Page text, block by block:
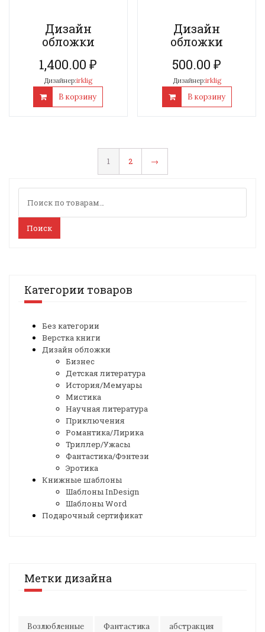
Дизайн
обложки
1,400.00₽
Дизайнер:irklig
В корзину
Дизайн
обложки
500.00₽
Дизайнер:irklig
В корзину
1 2 →
Поиск
Категории товаров
Без категории
Верстка книги
Дизайн обложки
Бизнес
Детская литература
История/Мемуары
Мистика
Научная литература
Приключения
Романтика/Лирика
Триллер/Ужасы
Фантастика/Фэнтези
Эротика
Книжные шаблоны
Шаблоны InDesign
Шаблоны Word
Подарочный сертификат
Метки дизайна
Возлюбленные Фантастика абстракция